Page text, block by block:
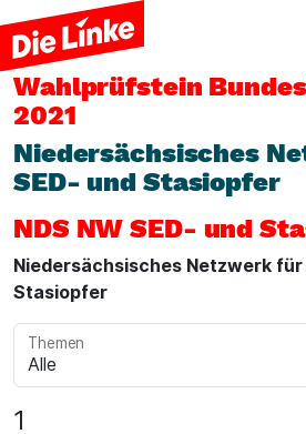
Wahlprüfstein
2021
Niedersächsisches
SED- und Stasiopfer
NDS NW SED- und
Niedersächsisches Netzwerk für
Stasiopfer
Themen
1